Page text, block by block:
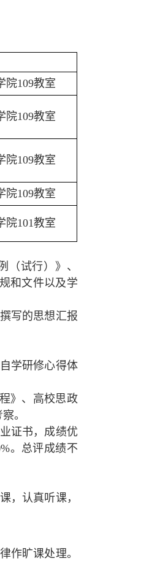
院109教室
院109教室
院109教室
院109教室
院101教室
（试行）》、
和文件以及学
写的思想汇报
学研修心得体
》、高校思政
。
证书，成绩优
。总评成绩不
，认真听课，
作旷课处理。